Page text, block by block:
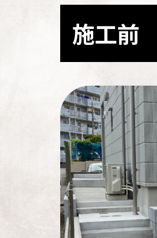
施工前